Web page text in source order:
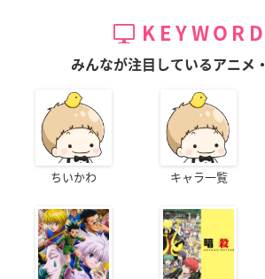
みんなが注目しているアニメ
ちいかわ キャラ一覧